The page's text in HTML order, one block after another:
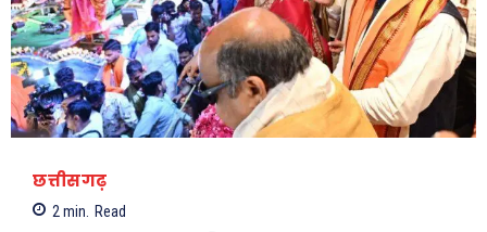
छत्तीसगढ़
2 min. Read